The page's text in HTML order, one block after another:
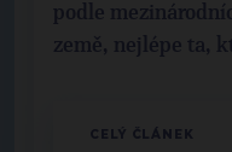
podle
země, nejlépe ta,
CELÝ ČLÁNEK